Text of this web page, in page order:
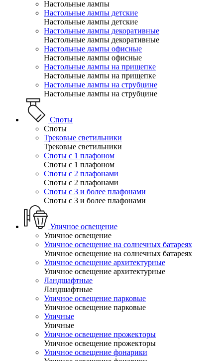
Настольные лампы
Настольные лампы детские
Настольные лампы детские
Настольные лампы декоративные
Настольные лампы декоративные
Настольные лампы офисные
Настольные лампы офисные
Настольные лампы на прищепке
Настольные лампы на прищепке
Настольные лампы на струбцине
Настольные лампы на струбцине
Споты
Споты
Трековые светильники
Трековые светильники
Споты с 1 плафоном
Споты с 1 плафоном
Споты с 2 плафонами
Споты с 2 плафонами
Споты с 3 и более плафонами
Споты с 3 и более плафонами
Уличное освещение
Уличное освещение
Уличное освещение на солнечных батареях
Уличное освещение на солнечных батареях
Уличное освещение архитектурные
Уличное освещение архитектурные
Ландшафтные
Ландшафтные
Уличное освещение парковые
Уличное освещение парковые
Уличные
Уличные
Уличное освещение прожекторы
Уличное освещение прожекторы
Уличное освещение фонарики